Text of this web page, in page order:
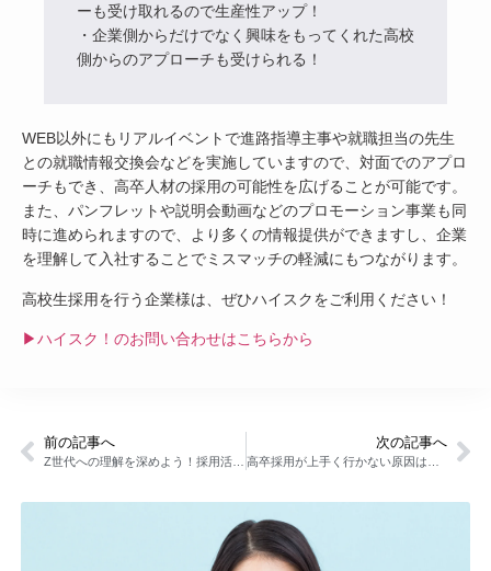
ーも受け取れるので生産性アップ！
・企業側からだけでなく興味をもってくれた高校
側からのアプローチも受けられる！
WEB以外にもリアルイベントで進路指導主事や就職担当の先生
との就職情報交換会などを実施していますので、対面でのアプロ
ーチもでき、高卒人材の採用の可能性を広げることが可能です。
また、パンフレットや説明会動画などのプロモーション事業も同
時に進められますので、より多くの情報提供ができますし、企業
を理解して入社することでミスマッチの軽減にもつながります。
高校生採用を行う企業様は、ぜひハイスクをご利用ください！
▶ハイスク！のお問い合わせはこちらから
前の記事へ
Z世代への理解を深めよう！採用活動で陥りがちな点も紹介！
次の記事へ
高卒採用が上手く行かない原因は？今までの行動を見直そう！